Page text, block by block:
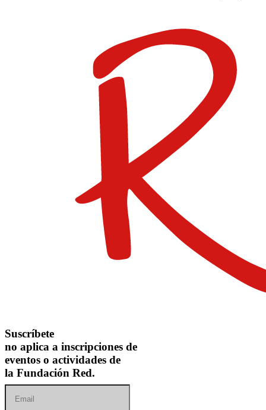
Suscríbete
no aplica a inscripciones de
eventos o actividades de
la Fundación Red.